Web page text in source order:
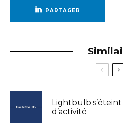
PARTAGER
Lightbulb s’éteint
d’activité